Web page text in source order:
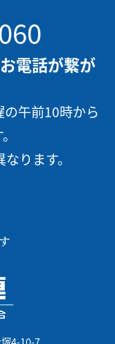
電話が繋が
午前10時から
ります。